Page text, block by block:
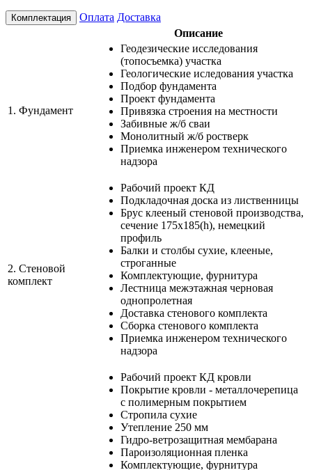
Комплектация Оплата Доставка
Описание
1. Фундамент
Геодезические исследования
(топосъемка) участка
Геологические иследования участка
Подбор фундамента
Проект фундамента
Привязка строения на местности
Забивные ж/б сваи
Монолитный ж/б ростверк
Приемка инженером технического
надзора
2. Стеновой
комплект
Рабочий проект КД
Подкладочная доска из лиственницы
Брус клееный стеновой производства,
сечение 175х185(h), немецкий
профиль
Балки и столбы сухие, клееные,
строганные
Комплектующие, фурнитура
Лестница межэтажная черновая
однопролетная
Доставка стенового комплекта
Сборка стенового комплекта
Приемка инженером технического
надзора
Рабочий проект КД кровли
Покрытие кровли - металлочерепица
с полимерным покрытием
Стропила сухие
Утепление 250 мм
Гидро-ветрозащитная мембарана
Пароизоляционная пленка
Комплектующие, фурнитура